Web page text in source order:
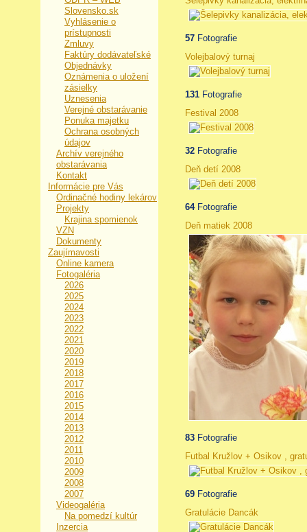
Slovensko.sk
Vyhlásenie o
prístupnosti
Zmluvy
Faktúry dodávateľské
Objednávky
Oznámenia o uložení
zásielky
Uznesenia
Verejné obstarávanie
Ponuka majetku
Ochrana osobných
údajov
Archív verejného
obstarávania
Kontakt
Informácie pre Vás
Ordinačné hodiny lekárov
Projekty
Krajina spomienok
VZN
Dokumenty
Zaujímavosti
Online kamera
Fotogaléria
2026
2025
2024
2023
2022
2021
2020
2019
2018
2017
2016
2015
2014
2013
2012
2011
2010
2009
2008
2007
Videogaléria
Na pomedzí kultúr
Inzercia
57 Fotografie
Volejbalový turnaj
131 Fotografie
Festival 2008
32 Fotografie
Deň detí 2008
64Fotografie
Deň matiek 2008
83 Fotografie
Futbal Kružlov + Osikov ,
69 Fotografie
Gratulácie Dancák